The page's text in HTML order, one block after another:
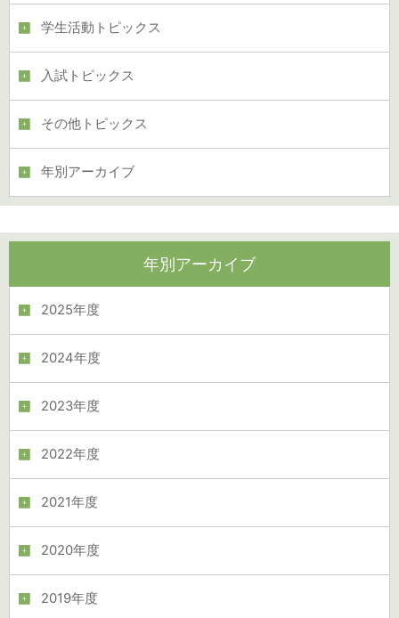
学生活動トピックス
入試トピックス
その他トピックス
年別アーカイブ
年別アーカイブ
2025年度
2024年度
2023年度
2022年度
2021年度
2020年度
2019年度